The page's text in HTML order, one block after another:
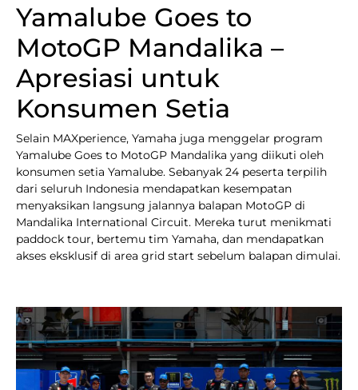
Yamalube Goes to
MotoGP Mandalika –
Apresiasi untuk
Konsumen Setia
Selain MAXperience, Yamaha juga menggelar program
Yamalube Goes to MotoGP Mandalika yang diikuti oleh
konsumen setia Yamalube. Sebanyak 24 peserta terpilih
dari seluruh Indonesia mendapatkan kesempatan
menyaksikan langsung jalannya balapan MotoGP di
Mandalika International Circuit. Mereka turut menikmati
paddock tour, bertemu tim Yamaha, dan mendapatkan
akses eksklusif di area grid start sebelum balapan dimulai.